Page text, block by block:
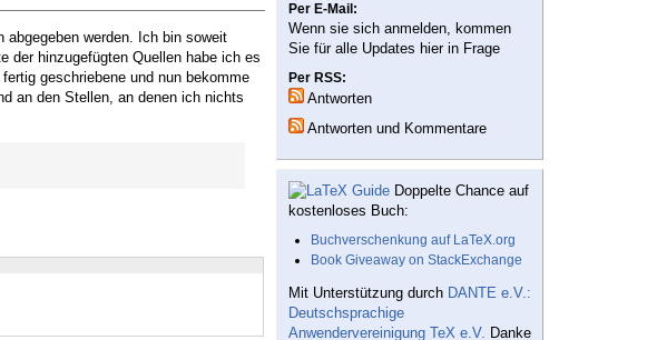
abgegeben werden. Ich bin soweit
der hinzugefügten Quellen habe ich es
geschriebene und nun bekomme
an den Stellen, an denen ich nichts
Per E-Mail:
Wenn sie sich anmelden, kommen
Sie für alle Updates hier in Frage
Per RSS:
Antworten
Antworten und Kommentare
Doppelte Chance auf
kostenloses Buch:
Buchverschenkung auf LaTeX.org
Book Giveaway on StackExchange
Mit Unterstützung durch DANTE e.V.:
Deutschsprachige
Anwendervereinigung TeX e.V. Danke